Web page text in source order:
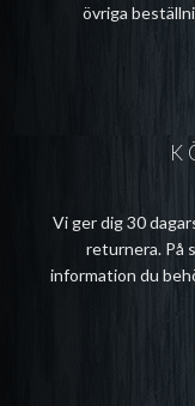
övriga
Vi ger dig 30
returnera. På
information du